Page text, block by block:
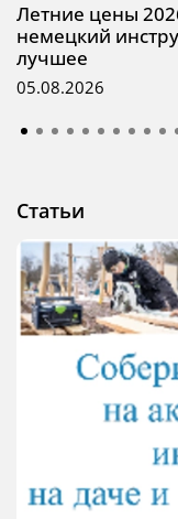
Летние цены
немецкий
лучшее
05.08.2026
Статьи